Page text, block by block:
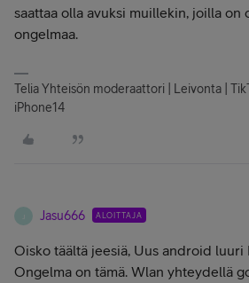
saattaa olla avuksi muillekin, joilla on
ongelmaa.
Telia Yhteisön moderaattori | Leivonta |
iPhone14
Jasu666 ALOITTAJA
Oisko täältä jeesiä, Uus android
Ongelma on tämä. Wlan yhteydellä